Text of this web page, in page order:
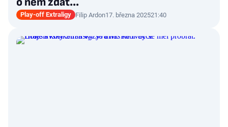
Play-off Extraligy Filip Ardon17. března 202521:40